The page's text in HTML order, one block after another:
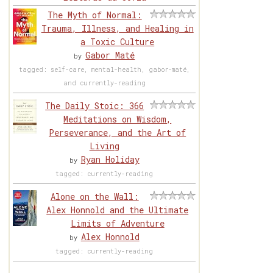
The Myth of Normal:
Trauma, Illness, and Healing in
a Toxic Culture
byGabor Maté
tagged: self-care, mental-health, gabor-maté,
and currently-reading
The Daily Stoic: 366
Meditations on Wisdom,
Perseverance, and the Art of
Living
by Ryan Holiday
tagged: currently-reading
Alone on the Wall:
Alex Honnold and the Ultimate
Limits of Adventure
by Alex Honnold
tagged: currently-reading